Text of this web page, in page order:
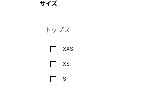
サイズ
トップス
XXS
XS
S